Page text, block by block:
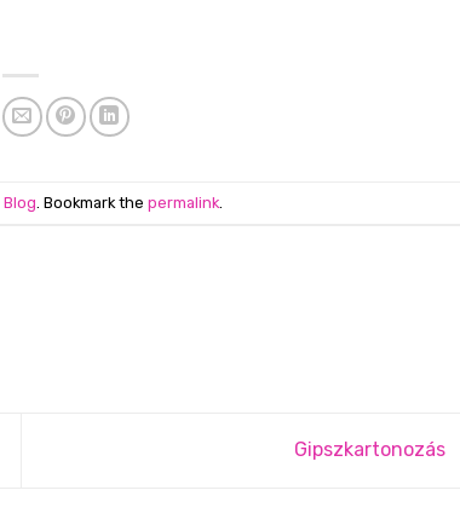
Blog . Bookmark the permalink.
Gipszkartonozás